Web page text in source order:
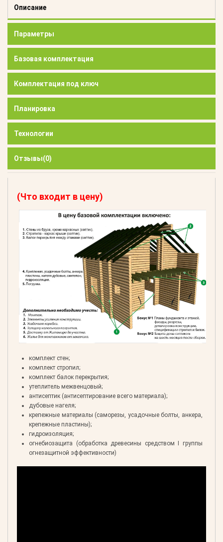
Описание
Параметры
Базовая комплектация
Комплектация под ключ
Планировка
Технологии
Отзывы(0)
(Что входит в цену)
комплект стен;
комплект стропил;
комплект балок перекрытия;
утеплитель межвенцовый;
антисептик (антисептирование всего материала);
дубовые нагеля;
крепежные материалы (саморезы, усадочные болты, анкера,
крепежные пластины);
гидроизоляция;
огнебиозащита (обработка древесины средством I группы
огнезащитной эффективности)